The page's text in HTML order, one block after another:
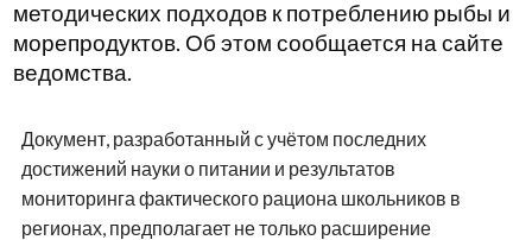
методических подходов к потреблению рыбы и
морепродуктов. Об этом сообщается на сайте
ведомства.
Документ, разработанный с учётом последних
достижений науки о питании и результатов
мониторинга фактического рациона школьников в
регионах, предполагает не только расширение